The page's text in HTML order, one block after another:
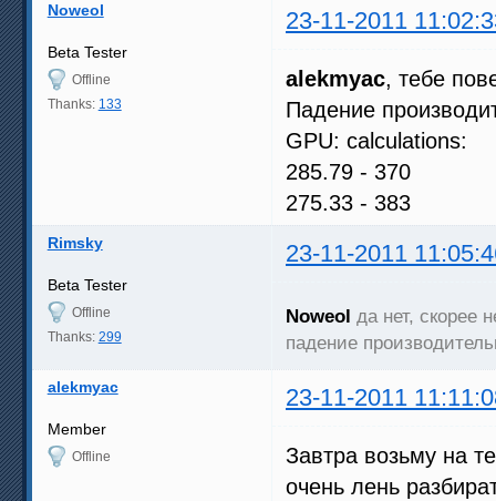
Noweol 23-11-2011
Beta Tester
Offline
Thanks: 133
alekmyac, тебе
Падение
GPU: calculations:
285.79 - 370
275.33 - 383
Rimsky 23-11-2011
Beta Tester
Offline
Thanks: 299
Noweol да нет, скорее
падение
alekmyac 23-11-2011
Member
Offline
Завтра возьму на
очень лень